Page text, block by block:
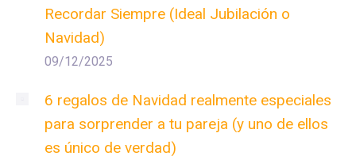
Recordar Siempre (Ideal Jubilación o
Navidad)
09/12/2025
6 regalos de Navidad realmente especiales
para sorprender a tu pareja (y uno de ellos
es único de verdad)